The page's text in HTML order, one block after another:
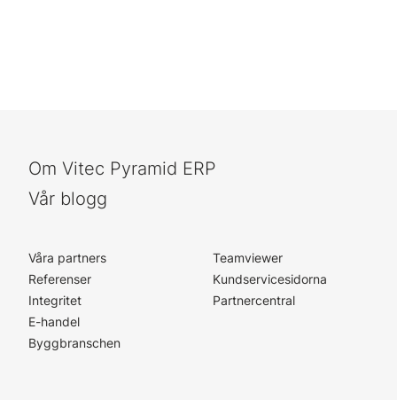
Om Vitec Pyramid ERP
Vår blogg
Våra partners
Referenser
Integritet
E-handel
Byggbranschen
Teamviewer
Kundservicesidorna
Partnercentral